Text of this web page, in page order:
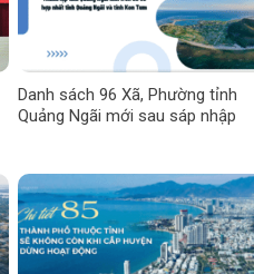
Danh sách 96 Xã, Phường tỉnh
Quảng Ngãi mới sau sáp nhập